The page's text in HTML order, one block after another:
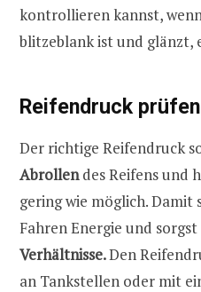
kontrollieren kannst,
blitzeblank ist und glänzt,
Reifendruck prüfen
Der richtige Reifendruck
Abrollendes Reifens und
gering wie möglich. Damit
Fahren Energie und sorgst
Verhältnisse.Den
an Tankstellen oder mit